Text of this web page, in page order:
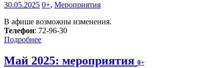
30.05.2025 0+, Мероприятия
В афише возможны изменения.
Телефон: 72-96-30
Подробнее
Май 2025: мероприятия 0+